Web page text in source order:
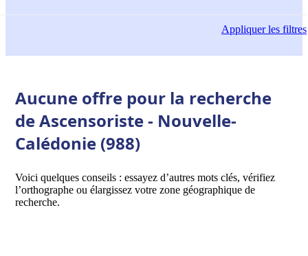
Appliquerles filtres
Aucune offre pour la recherche
de Ascensoriste - Nouvelle-
Calédonie (988)
Voici quelques conseils : essayez d’autres mots clés, vérifiez
l’orthographe ou élargissez votre zone géographique de
recherche.